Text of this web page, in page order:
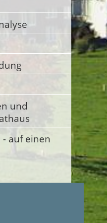
und
- auf einen